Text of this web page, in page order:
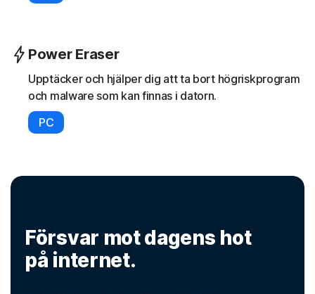
Power Eraser
Upptäcker och hjälper dig att ta bort högriskprogram
och malware som kan finnas i datorn.
PC
Försvar mot dagens hot
på internet.